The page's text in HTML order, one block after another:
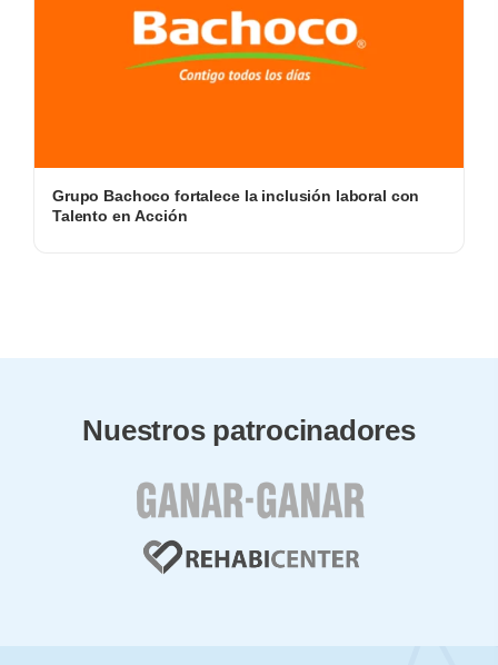
Grupo Bachoco fortalece la inclusión laboral con
Talento en Acción
Nuestros patrocinadores